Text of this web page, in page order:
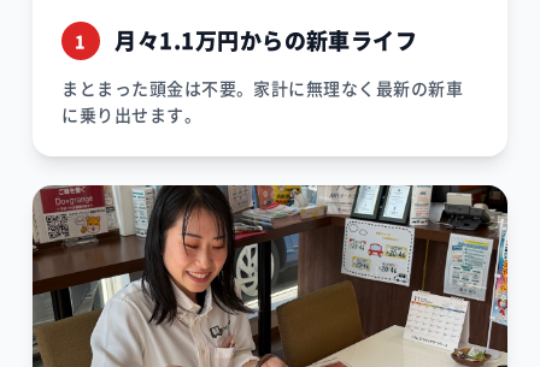
1 月々1.1万円からの新車ライフ
まとまった頭金は不要。家計に無理なく最新の新車
に乗り出せます。